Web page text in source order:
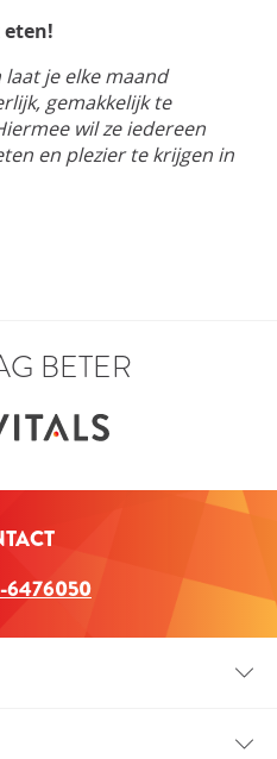
eten!
je elke maand
gemakkelijk te
wil ze iedereen
en plezier te krijgen in
BETER
6476050